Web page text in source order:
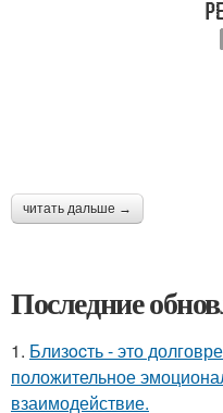
читать дальше →
Последние
1. Близocть - это
положительное
взаимодействие.